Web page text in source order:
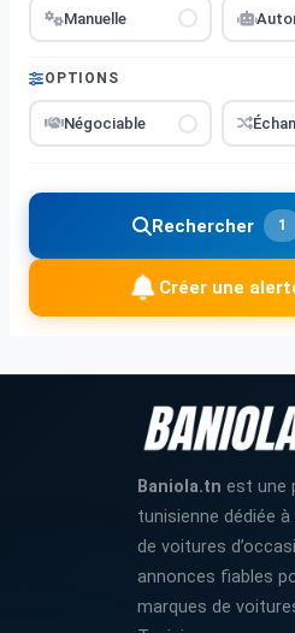
Manuelle
OPTIONS
Négociable
Rechercher 1
Créer une
Baniola.tn est une
tunisienne dédiée
de voitures
annonces fiables
marques de